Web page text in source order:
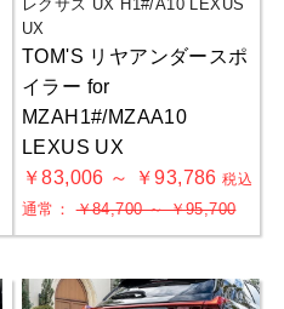
レクサス UX H1#/A10 LEXUS
UX
TOM'S リヤアンダースポ
イラー for
MZAH1#/MZAA10
LEXUS UX
￥83,006 ～ ￥93,786税込
通常：￥84,700 ～ ￥95,700